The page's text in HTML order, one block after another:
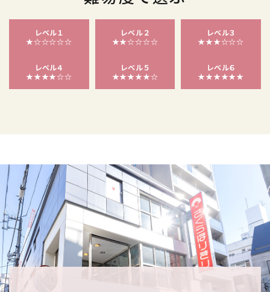
レベル１
★☆☆☆☆☆
レベル２
★★☆☆☆☆
レベル３
★★★☆☆☆
レベル４
★★★★☆☆
レベル５
★★★★★☆
レベル６
★★★★★★